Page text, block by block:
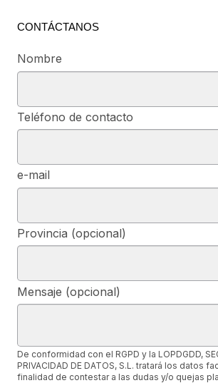
CONTÁCTANOS
Nombre
Teléfono de contacto
e-mail
Provincia (opcional)
Mensaje (opcional)
De conformidad con el RGPD y la LOPDGDD,
PRIVACIDAD DE DATOS, S.L. tratará los datos
finalidad de contestar a las dudas y/o quejas